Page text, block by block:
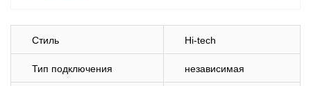
Стиль Hi-tech
Тип подключения независимая